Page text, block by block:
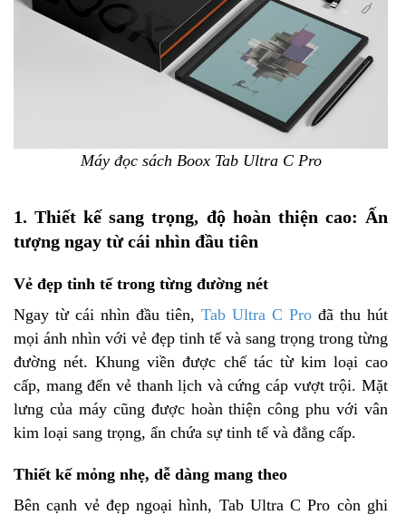
Máy đọc sách Boox Tab Ultra C Pro
1. Thiết kế sang trọng, độ hoàn thiện cao: Ấn
tượng ngay từ cái nhìn đầu tiên
Vẻ đẹp tinh tế trong từng đường nét
Ngay từ cái nhìn đầu tiên, Tab Ultra C Pro đã thu hút
mọi ánh nhìn với vẻ đẹp tinh tế và sang trọng trong từng
đường nét. Khung viền được chế tác từ kim loại cao
cấp, mang đến vẻ thanh lịch và cứng cáp vượt trội. Mặt
lưng của máy cũng được hoàn thiện công phu với vân
kim loại sang trọng, ẩn chứa sự tinh tế và đẳng cấp.
Thiết kế mỏng nhẹ, dễ dàng mang theo
Bên cạnh vẻ đẹp ngoại hình, Tab Ultra C Pro còn ghi